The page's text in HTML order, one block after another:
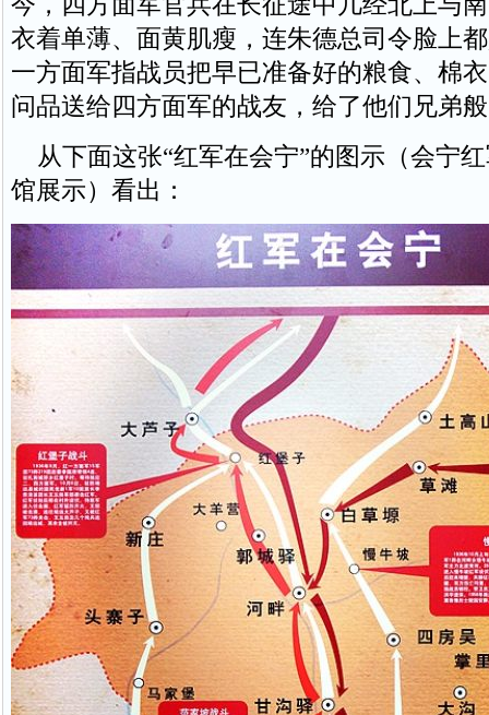
衣着单薄、面黄肌瘦，连朱德总司令脸上
一方面军指战员把早已准备好的粮食、棉
问品送给四方面军的战友，给了他们兄弟
从下面这张“红军在会宁”的图示（会宁
馆展示）看出：